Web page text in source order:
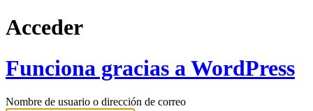
Acceder
Funciona gracias a WordPress
Nombre de usuario o dirección de correo